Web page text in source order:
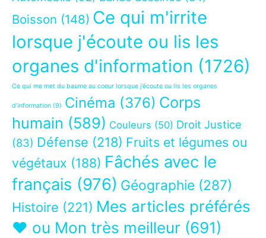
Boisson (148) Ce qui m'irrite
lorsque j'écoute ou lis les
organes d'information (1726)
Ce qui me met du baume au coeur lorsque j’écoute ou lis les organes
d’information (9) Cinéma (376) Corps
humain (589) Couleurs (50) Droit Justice
(83) Défense (218) Fruits et légumes ou
végétaux (188) Fâchés avec le
français (976) Géographie (287)
Histoire (221) Mes articles préférés
❤ ou Mon très meilleur (691)